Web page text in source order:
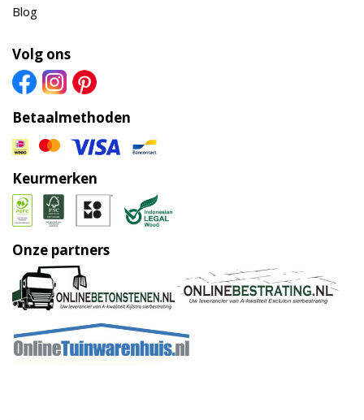
Blog
Volg ons
Betaalmethoden
Keurmerken
Onze partners